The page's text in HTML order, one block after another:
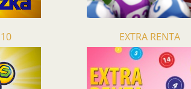
EXTRA RENTA